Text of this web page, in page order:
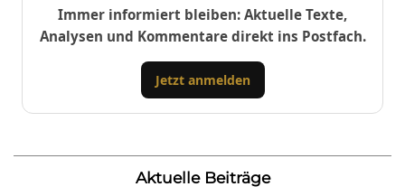
Immer informiert bleiben: Aktuelle Texte,
Analysen und Kommentare direkt ins Postfach.
Jetzt anmelden
Aktuelle Beiträge